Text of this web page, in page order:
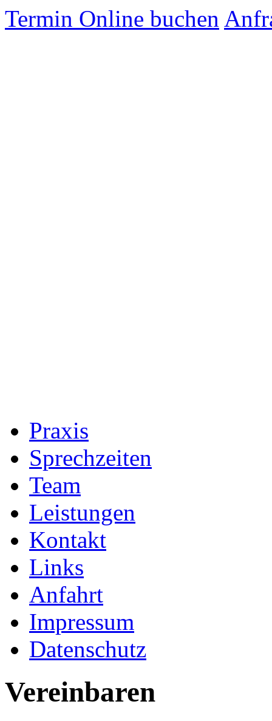
Termin Online buchen
Praxis
Sprechzeiten
Team
Leistungen
Kontakt
Links
Anfahrt
Impressum
Datenschutz
Vereinbaren